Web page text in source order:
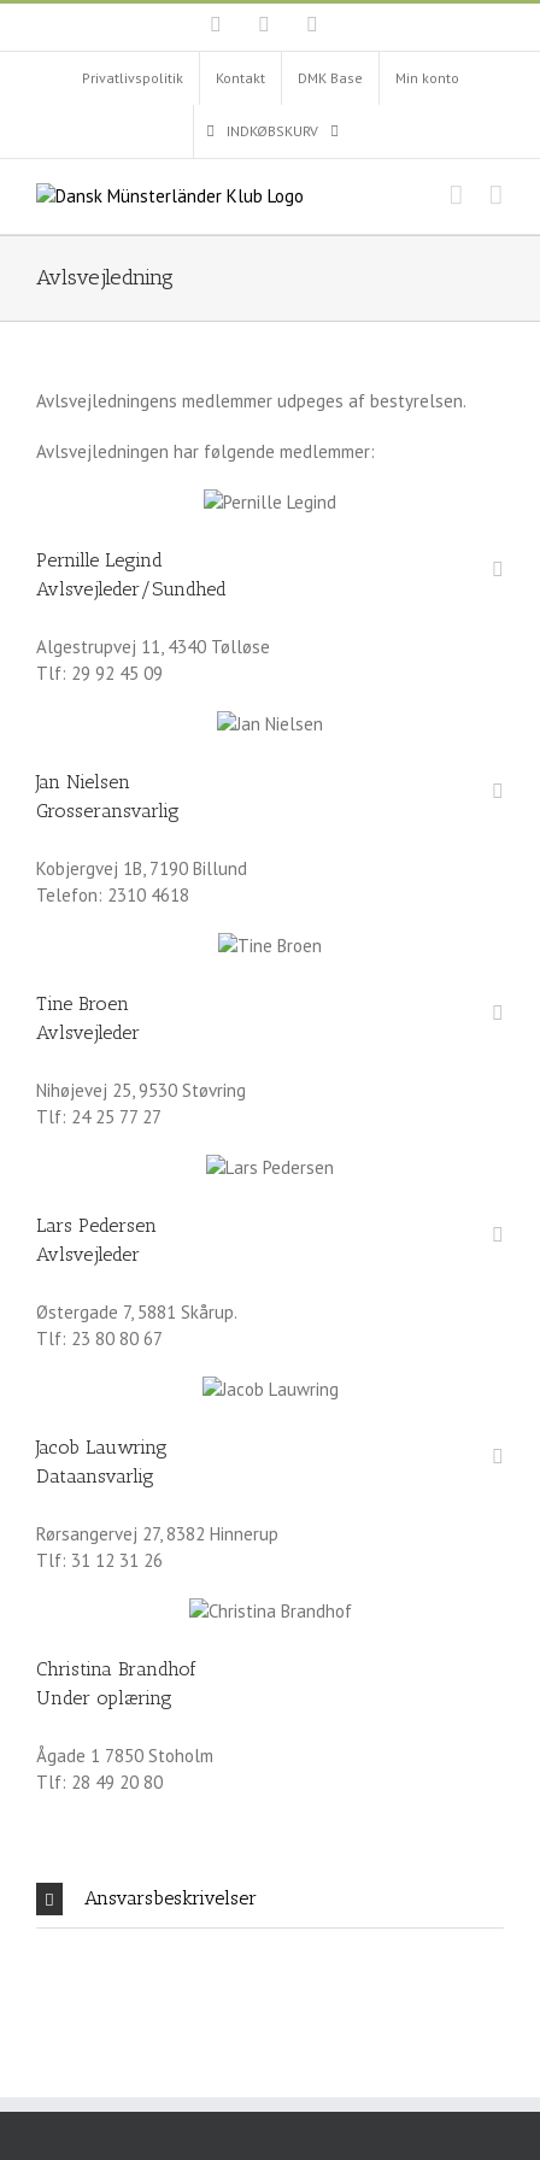
Skip
FacebookInstagram
Privatlivspolitik Kontakt DMK Base Min konto
INDKØBSKURV
Avlsvejledning
Avlsvejledningens medlemmer udpeges af bestyrelsen.
Avlsvejledningen har følgende medlemmer:
Pernille Legind
Avlsvejleder/Sundhed
Algestrupvej 11, 4340 Tølløse
Tlf: 29 92 45 09
Jan Nielsen
Grosseransvarlig
Kobjergvej 1B, 7190 Billund
Telefon: 2310 4618
Tine Broen
Avlsvejleder
Nihøjevej 25, 9530 Støvring
Tlf: 24 25 77 27
Lars Pedersen
Avlsvejleder
Østergade 7, 5881 Skårup.
Tlf: 23 80 80 67
Jacob Lauwring
Dataansvarlig
Rørsangervej 27, 8382 Hinnerup
Tlf: 31 12 31 26
Christina Brandhof
Under oplæring
Ågade 1 7850 Stoholm
Tlf: 28 49 20 80
Ansvarsbeskrivelser